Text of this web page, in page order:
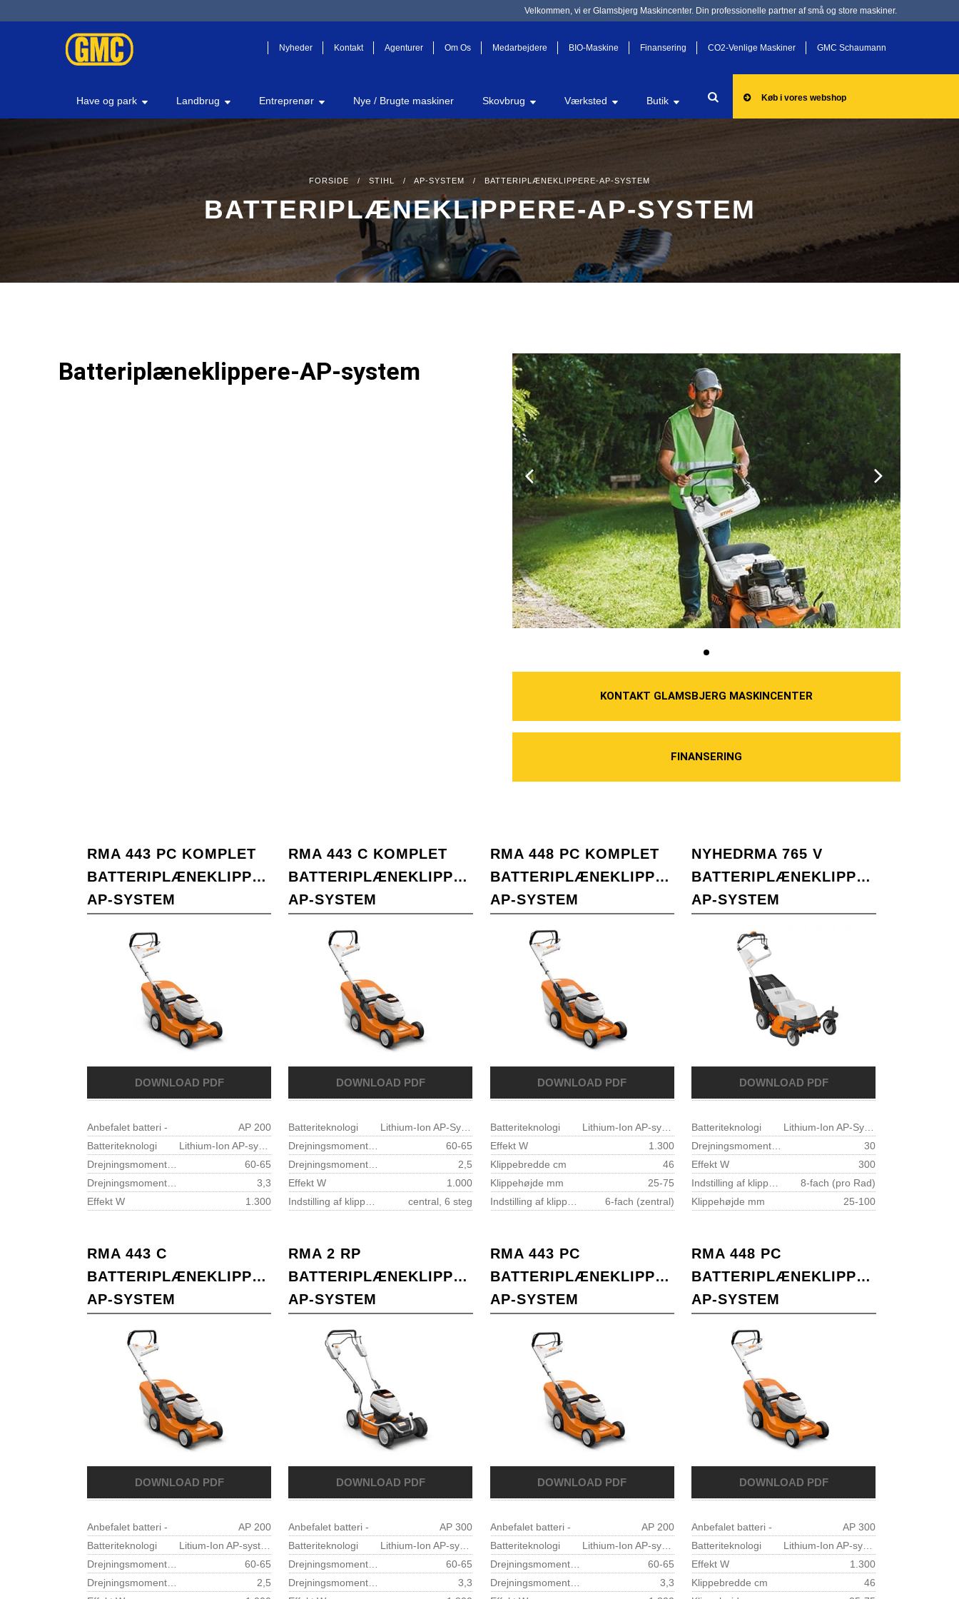
Velkommen, vi er Glamsbjerg Maskincenter. Din professionelle partner af små og store maskiner.
Nyheder Kontakt Agenturer Om Os Medarbejdere BIO-Maskine Finansering CO2-Venlige Maskiner GMC Schaumann
Have og park Landbrug Entreprenør Nye / Brugte maskiner Skovbrug Værksted Butik Køb i vores webshop
FORSIDE / STIHL / AP-SYSTEM / BATTERIPLÆNEKLIPPERE-AP-SYSTEM
BATTERIPLÆNEKLIPPERE-AP-SYSTEM
Batteriplæneklippere-AP-system
KONTAKT GLAMSBJERG MASKINCENTER
FINANSERING
RMA 443 PC KOMPLET
BATTERIPLÆNEKLIPPERE-
AP-SYSTEM
Anbefalet batteri -
AP 200
Batteriteknologi
60-65
3,3
Effekt W
1.300
RMA 443 C KOMPLET
BATTERIPLÆNEKLIPPERE-
AP-SYSTEM
Batteriteknologi
60-65
2,5
Effekt W
1.000
central, 6 steg
RMA 448 PC KOMPLET
BATTERIPLÆNEKLIPPERE-
AP-SYSTEM
Batteriteknologi
Lithium-Ion AP-system
Effekt W
1.300
Klippebredde cm
46
Klippehøjde mm
25-75
Indstilling af klippehøjde
6-fach (zentral)
NYHEDRMA 765 V
BATTERIPLÆNEKLIPPERE-
AP-SYSTEM
Batteriteknologi
30
Effekt W
300
8-fach (pro Rad)
Klippehøjde mm
25-100
RMA 443 C
BATTERIPLÆNEKLIPPERE-
AP-SYSTEM
Anbefalet batteri -
AP 200
Batteriteknologi
60-65
2,5
RMA 2 RP
BATTERIPLÆNEKLIPPERE-
AP-SYSTEM
Anbefalet batteri -
AP 300
Batteriteknologi
60-65
3,3
RMA 443 PC
BATTERIPLÆNEKLIPPERE-
AP-SYSTEM
Anbefalet batteri -
AP 200
Batteriteknologi
Lithium-Ion AP-system
Drejningsmoment knivbolt Nm
60-65
Drejningsmoment motor Nm
3,3
RMA 448 PC
BATTERIPLÆNEKLIPPERE-
AP-SYSTEM
Anbefalet batteri -
AP 300
Batteriteknologi
Effekt W
1.300
Klippebredde cm
46